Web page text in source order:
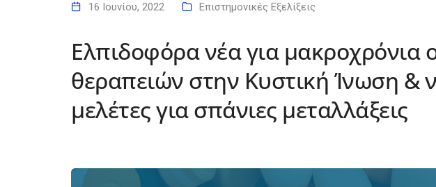
16 Ιουνίου, 2022 Επιστημονικές Εξελίξεις
Ελπιδοφόρα νέα για μακροχρόνια
θεραπειών στην Κυστική Ίνωση &
μελέτες για σπάνιες μεταλλάξεις